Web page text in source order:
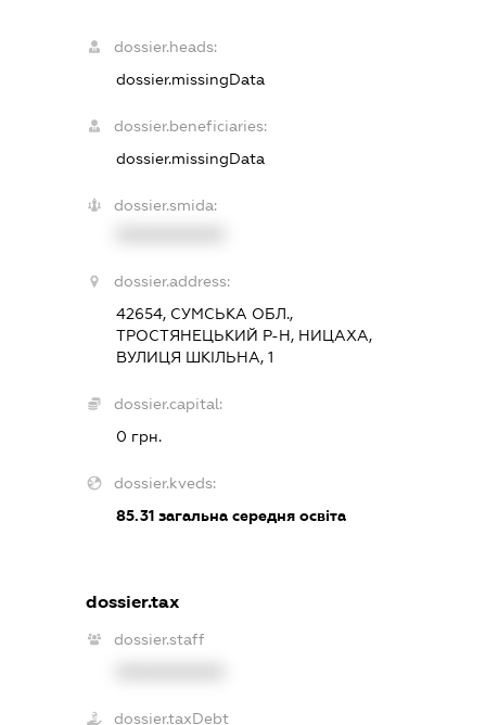
dossier.heads:
dossier.missingData
dossier.beneficiaries:
dossier.missingData
dossier.smida:
dossier.address:
42654, СУМСЬКА ОБЛ.,
ТРОСТЯНЕЦЬКИЙ Р-Н, НИЦАХА,
ВУЛИЦЯ ШКІЛЬНА, 1
dossier.capital:
0 грн.
dossier.kveds:
85.31 загальна середня освіта
dossier.tax
dossier.staff
dossier.taxDebt